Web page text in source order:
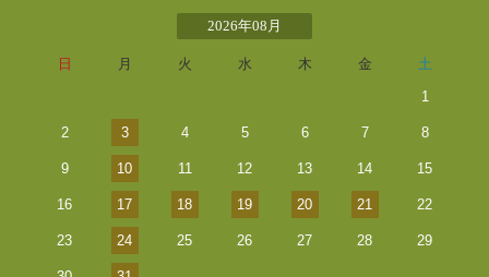
2026年08月
日 月 火 水 木 金
土
1
2 3 4 5 6 7 8
9 10 11 12 13 14 15
16 17 18 19 20 21 22
23 24 25 26 27 28 29